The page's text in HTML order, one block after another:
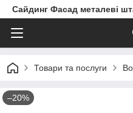
Сайдинг Фасад металеві
Товари та послуги
–20%